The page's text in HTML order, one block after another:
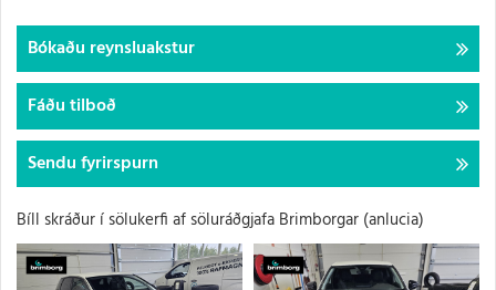
Bíll skráður í sölukerfi af söluráðgjafa Brimborgar (anlucia)
Bókaðu reynsluakstur
Fáðu tilboð
Sendu fyrirspurn